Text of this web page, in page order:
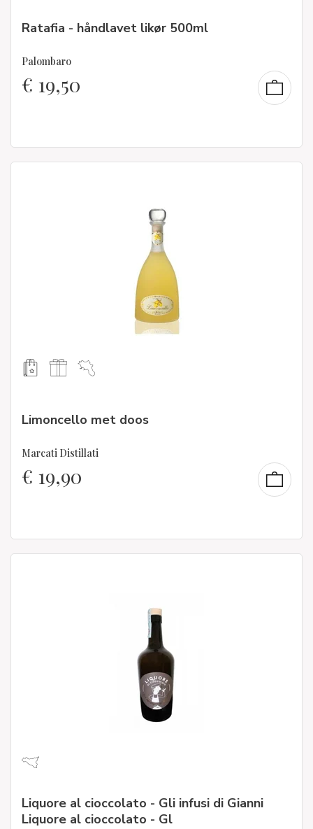
Ratafia - håndlavet likør 500ml
Palombaro
€ 19,50
Limoncello met doos
Marcati Distillati
€ 19,90
Liquore al cioccolato - Gli infusi di Gianni
Liquore al cioccolato - Gl